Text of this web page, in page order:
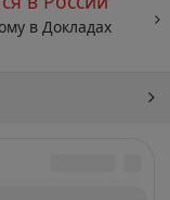
в Докладах